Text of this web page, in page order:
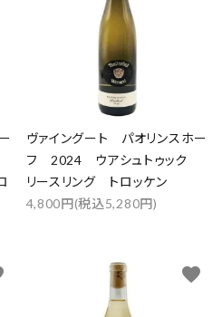
ヴァイングート パオリンスホー
フ 2024 ウアシュトゥック
リースリング トロッケン
4,800円(税込5,280円)
favorite